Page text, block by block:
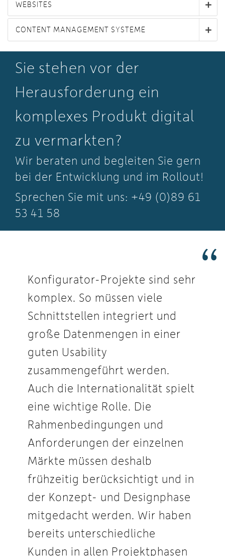
WEBSITES
CONTENT MANAGEMENT SYSTEME
Sie stehen vor der
Herausforderung ein
komplexes Produkt digital
zu vermarkten?
Wir beraten und begleiten Sie gern
bei der Entwicklung und im Rollout!
Sprechen Sie mit uns: +49 (0)89 61
53 41 58
Konfigurator-Projekte sind sehr
komplex. So müssen viele
Schnittstellen integriert und
große Datenmengen in einer
guten Usability
zusammengeführt werden.
Auch die Internationalität spielt
eine wichtige Rolle. Die
Rahmenbedingungen und
Anforderungen der einzelnen
Märkte müssen deshalb
frühzeitig berücksichtigt und in
der Konzept- und Designphase
mitgedacht werden. Wir haben
bereits unterschiedliche
Kunden in allen Projektphasen